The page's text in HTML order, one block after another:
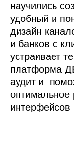
научились
удобный и
дизайн
и банков с
устраивает
платформа
аудит и
оптимальное